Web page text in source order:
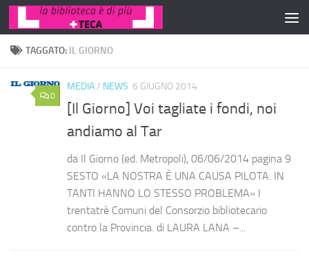
Salta al contenuto
TAGGATO: IL GIORNO
0
MEDIA/ NEWS 6 GIUGNO 2014
[Il Giorno] Voi tagliate i fondi, noi
andiamo al Tar
da Il Giorno (ed. Metropoli), 06/06/2014 pagina 9
SESTO «LA NOSTRA È UNA CAUSA PILOTA. IN
TANTI HANNO LO STESSO PROBLEMA» I
trentatrè Comuni del Consorzio bibliotecario
contro la Provincia. di LAURA LANA –...